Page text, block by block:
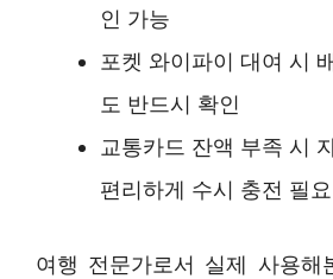
인 가능
포켓 와이파이 대여 시
도 반드시 확인
교통카드 잔액 부족 시
편리하게 수시 충전 필요
여행 전문가로서 실제 사용해